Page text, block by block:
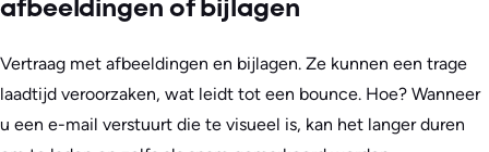
afbeeldingen of bijlagen
Vertraag met afbeeldingen en bijlagen. Ze kunnen een trage
laadtijd veroorzaken, wat leidt tot een bounce. Hoe? Wanneer
u een e-mail verstuurt die te visueel is, kan het langer duren